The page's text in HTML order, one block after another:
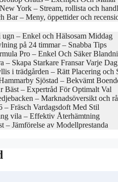
York – Stream, rollista och
Bar – Meny, öppettider och
– Enkel och Hälsosam Middag
på 24 timmar – Snabba Tips
Pro – Enkel Och Säker
– Skapa Starkare Fransar Varje Dag
i trädgården – Rätt Placering och
Sjöstad – Bekvämt
Bäst – Expertråd För Optimalt Val
– Marknadsöversikt och
– Fräsch Vardagsdoft Med Stil
vila – Effektiv Återhämtning
– Jämförelse av Modellprestanda